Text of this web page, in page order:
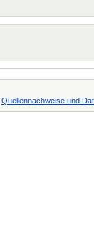
Quellennachweise und